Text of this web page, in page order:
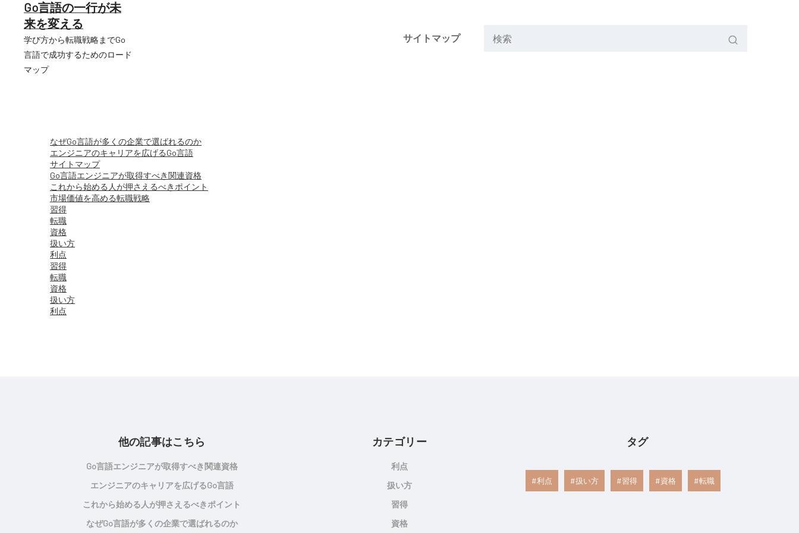
Go言語の一行が未
来を変える
学び方から転職戦略までGo
言語で成功するためのロード
マップ
サイトマップ
なぜGo言語が多くの企業で選ばれるのか
エンジニアのキャリアを広げるGo言語
サイトマップ
Go言語エンジニアが取得すべき関連資格
これから始める人が押さえるべきポイント
市場価値を高める転職戦略
習得
転職
資格
扱い方
利点
習得
転職
資格
扱い方
利点
他の記事はこちら
Go言語エンジニアが取得すべき関連資格
エンジニアのキャリアを広げるGo言語
これから始める人が押さえるべきポイント
なぜGo言語が多くの企業で選ばれるのか
カテゴリー
利点
扱い方
習得
資格
タグ
利点 扱い方 習得 資格 転職